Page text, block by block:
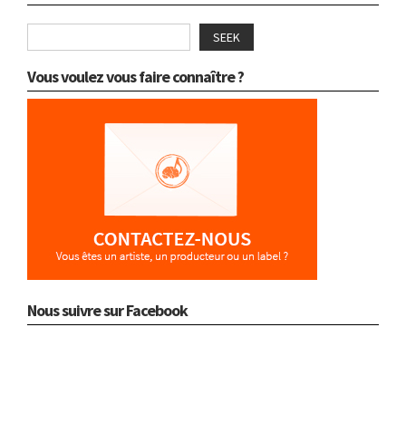
SEEK
Vous voulez vous faire connaître ?
Nous suivre sur Facebook